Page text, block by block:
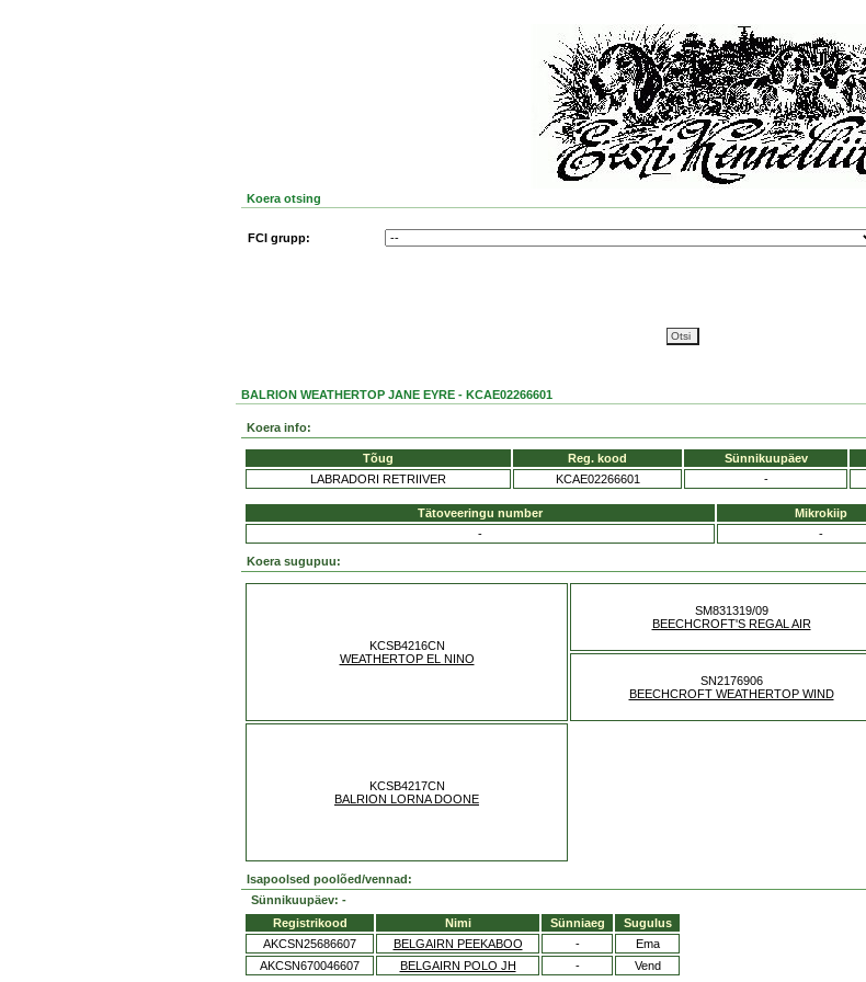
Koera otsing
FCI grupp:
BALRION WEATHERTOP JANE EYRE - KCAE02266601
Koera info:
Tõug Reg. kood Sünnikuupäev
LABRADORI RETRIIVER
KCAE02266601 -
Tätoveeringu number Mikrokiip
-
-
Koera sugupuu:
KCSB4216CN
WEATHERTOP EL NINO
SM831319/09
BEECHCROFT'S REGAL AIR
SN2176906
BEECHCROFT WEATHERTOP WIND
KCSB4217CN
BALRION LORNA DOONE
Isapoolsed poolõed/vennad:
Sünnikuupäev: -
Registrikood
Nimi Sünniaeg
Sugulus
AKCSN25686607
BELGAIRN PEEKABOO -
Ema
AKCSN670046607
BELGAIRN POLO JH - Vend